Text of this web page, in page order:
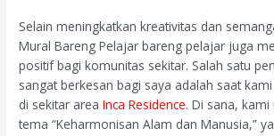
Selain meningkatkan kreativitas dan
Mural Bareng Pelajar bareng pelajar juga
positif bagi komunitas sekitar. Salah satu
sangat berkesan bagi saya adalah saat
di sekitar areaInca Residence. Di sana,
tema “Keharmonisan Alam dan Manusia,”